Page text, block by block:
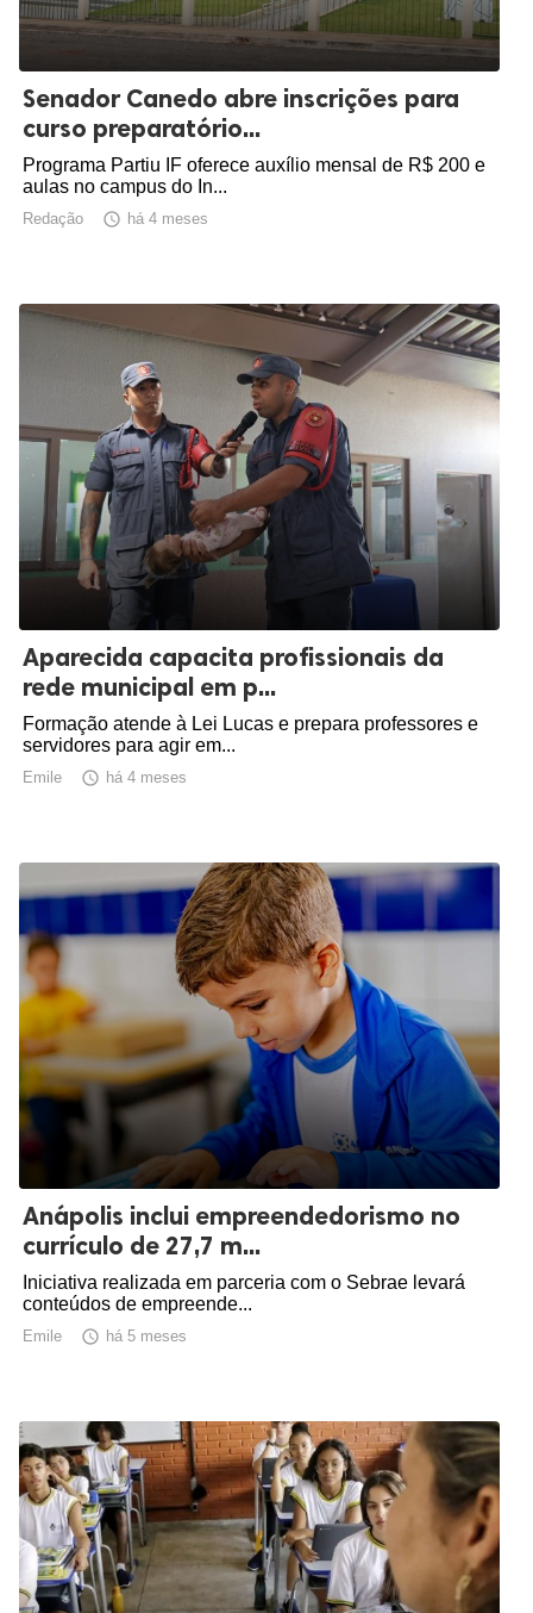
Senador Canedo abre inscrições para
curso preparatório...
Programa Partiu IF oferece auxílio mensal de R$ 200 e
aulas no campus do In...
Redação  há 4 meses
Aparecida capacita profissionais da
rede municipal em p...
Formação atende à Lei Lucas e prepara professores e
servidores para agir em...
Emile  há 4 meses
Anápolis inclui empreendedorismo no
currículo de 27,7 m...
Iniciativa realizada em parceria com o Sebrae levará
conteúdos de empreende...
Emile  há 5 meses